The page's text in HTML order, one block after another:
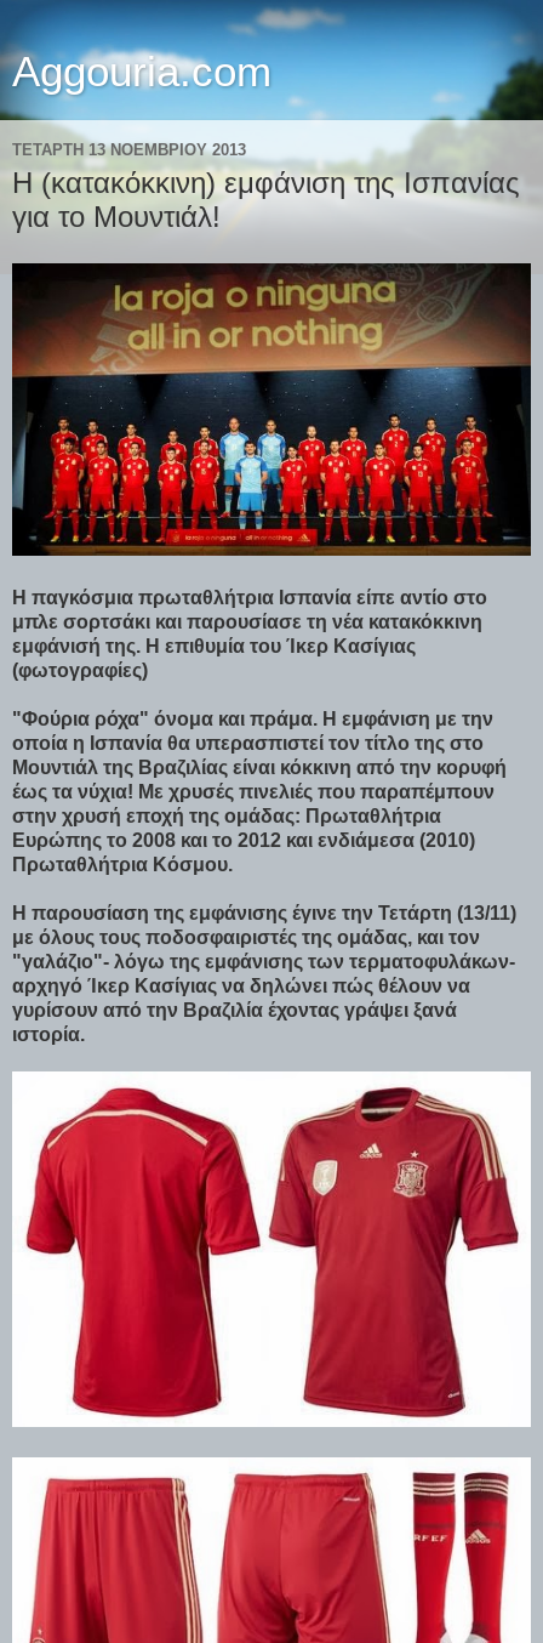
Aggouria.com
ΤΕΤΆΡΤΗ 13 ΝΟΕΜΒΡΊΟΥ 2013
H (κατακόκκινη) εμφάνιση της Ισπανίας
για το Μουντιάλ!
Η παγκόσμια πρωταθλήτρια Ισπανία είπε αντίο στο
μπλε σορτσάκι και παρουσίασε τη νέα κατακόκκινη
εμφάνισή της. Η επιθυμία του Ίκερ Κασίγιας
(φωτογραφίες)
"Φούρια ρόχα" όνομα και πράμα. Η εμφάνιση με την
οποία η Ισπανία θα υπερασπιστεί τον τίτλο της στο
Μουντιάλ της Βραζιλίας είναι κόκκινη από την κορυφή
έως τα νύχια! Με χρυσές πινελιές που παραπέμπουν
στην χρυσή εποχή της ομάδας: Πρωταθλήτρια
Ευρώπης το 2008 και το 2012 και ενδιάμεσα (2010)
Πρωταθλήτρια Κόσμου.
Η παρουσίαση της εμφάνισης έγινε την Τετάρτη (13/11)
με όλους τους ποδοσφαιριστές της ομάδας, και τον
"γαλάζιο"- λόγω της εμφάνισης των τερματοφυλάκων-
αρχηγό Ίκερ Κασίγιας να δηλώνει πώς θέλουν να
γυρίσουν από την Βραζιλία έχοντας γράψει ξανά
ιστορία.